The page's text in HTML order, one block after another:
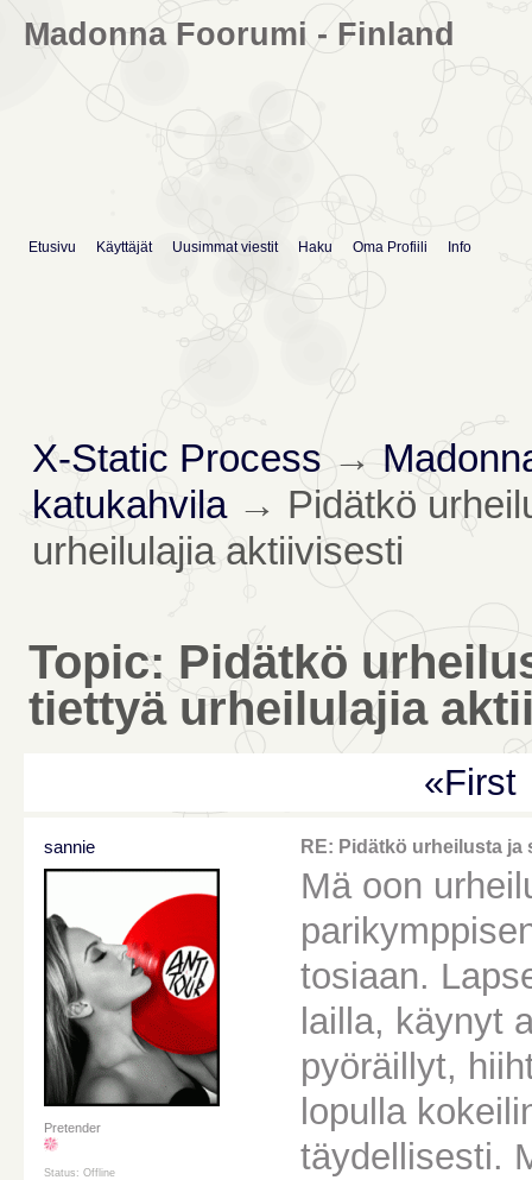
Madonna Foorumi - Finland
Etusivu Käyttäjät Uusimmat viestit Haku Oma Profiili Info
X-Static Process →
katukahvila→ Pidätkö
urheilulajia aktiivisesti
Topic: Pidätkö
tiettyä urheilulajia
«First
sannie
Pretender
Status: Offline
RE: Pidätkö urheilusta
Mä oon
tosiaan.
lailla, käynyt
pyöräillyt,
lopulla
täydellisesti.